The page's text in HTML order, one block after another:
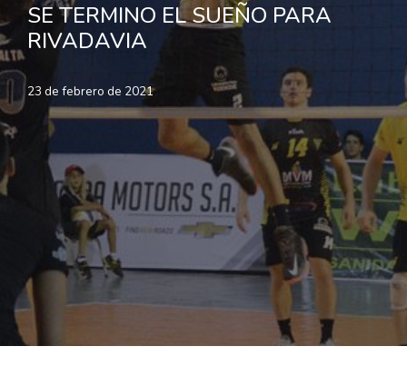
SE TERMINO EL SUEÑO PARA
RIVADAVIA
23 de febrero de 2021